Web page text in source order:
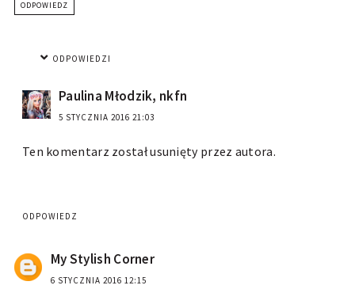
ODPOWIEDZ
ODPOWIEDZI
Paulina Młodzik, nkfn
5 STYCZNIA 2016 21:03
Ten komentarz został usunięty przez autora.
ODPOWIEDZ
My Stylish Corner
6 STYCZNIA 2016 12:15